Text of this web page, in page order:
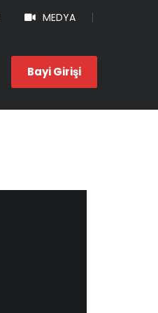
MEDYA
Bayi Girişi